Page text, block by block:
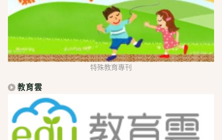
特殊教育專刊
教育雲